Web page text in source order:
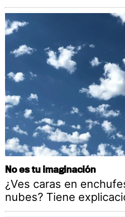
No es tu imaginación
¿Ves caras en
nubes? Tiene